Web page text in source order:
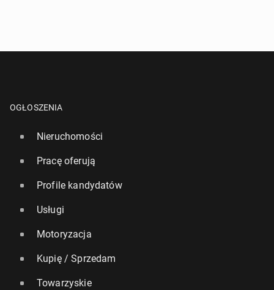
OGŁOSZENIA
Nieruchomości
Pracę oferują
Profile kandydatów
Usługi
Motoryzacja
Kupię / Sprzedam
Towarzyskie